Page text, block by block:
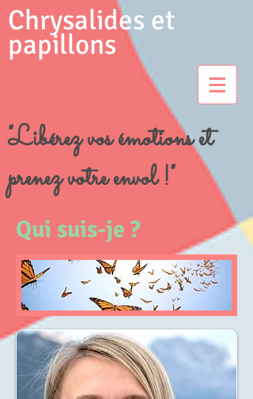
Chrysalides et
papillons
"Libérez vos émotions et
prenez votre envol !"
Qui suis-je ?